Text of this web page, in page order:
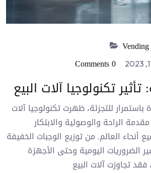
0 Comments
تكنولوجيا آلات البيع
للتجزئة، ظهرت تكنولوجيا آلات
الراحة والوصولية والابتكار
العالم. من توزيع الوجبات الخفيفة
الضروريات اليومية وحتى الأجهزة
فقد تجاوزت آلات البيع